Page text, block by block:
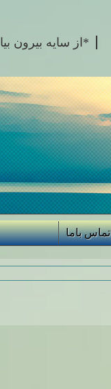
*از سایه بیرون
تماس باما